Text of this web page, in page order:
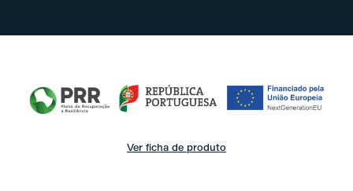
Ver ficha de produto